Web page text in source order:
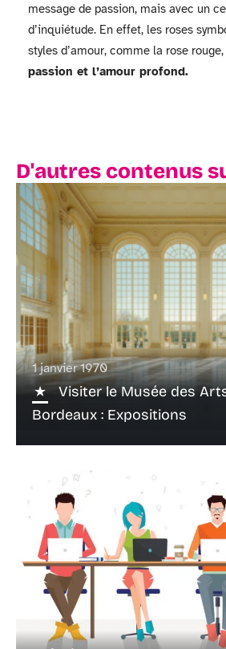
message de passion, mais avec un
d’inquiétude. En effet, les roses
styles d’amour, comme la rose
passion et l’amour profond.
D'autres contenus
1 janvier 1970
Visiter le Musée des
Bordeaux : Expositions